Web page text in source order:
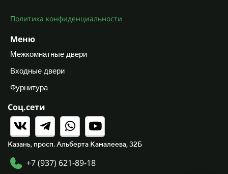
Политика конфиденциальности
Меню
Межкомнатные двери
Входные двери
Фурнитура
Соц.сети
Казань, просп. Альберта Камалеева, 32Б
+7 (937) 621-89-18